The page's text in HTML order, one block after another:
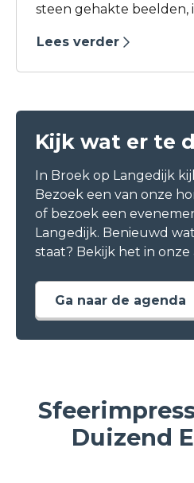
steen gehakte beelden,
Serpentijn, Marmer en
Lees verder
Kijk wat er te
In Broek op Langedijk
Bezoek een van onze
of bezoek een
Langedijk. Benieuwd
staat? Bekijk het in onze
Ga naar de agenda
Duizend